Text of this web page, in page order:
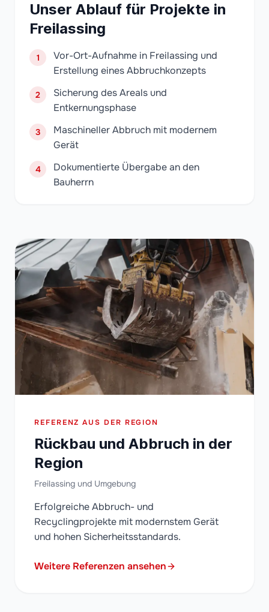
Unser Ablauf für Projekte in
Freilassing
1
Vor-Ort-Aufnahme in Freilassing und
Erstellung eines Abbruchkonzepts
2
Sicherung des Areals und
Entkernungsphase
3
Maschineller Abbruch mit modernem
Gerät
4
Dokumentierte Übergabe an den
Bauherrn
REFERENZ AUS DER REGION
Rückbau und Abbruch in der
Region
Freilassing und Umgebung
Erfolgreiche Abbruch- und
Recyclingprojekte mit modernstem Gerät
und hohen Sicherheitsstandards.
Weitere Referenzen ansehen